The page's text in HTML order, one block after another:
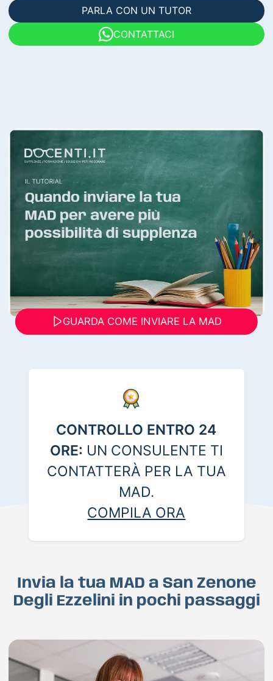
PARLA CON UN TUTOR
CONTATTACI
GUARDA COME INVIARE LA MAD
CONTROLLO ENTRO 24
ORE: UN CONSULENTE TI
CONTATTERÀ PER LA TUA
MAD.
COMPILA ORA
Invia la tua MAD a San Zenone
Degli Ezzelini in pochi passaggi